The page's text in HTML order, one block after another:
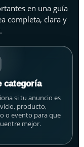
en una guía
completa, clara y
categoría
si tu anuncio es
producto,
o evento para que
mejor.